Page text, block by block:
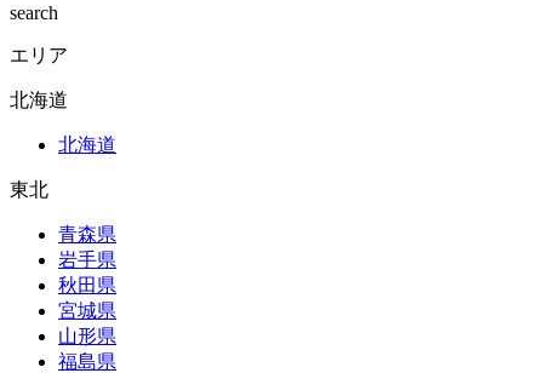
search
エリア
北海道
北海道
東北
青森県
岩手県
秋田県
宮城県
山形県
福島県